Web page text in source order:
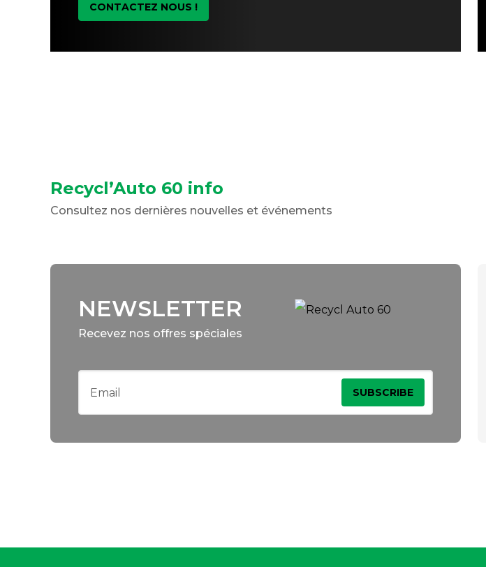
CONTACTEZ NOUS !
Recycl’Auto 60 info
Consultez nos dernières nouvelles et événements
NEWSLETTER
Recevez nos offres spéciales